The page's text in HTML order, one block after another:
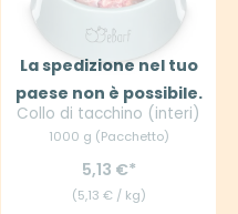
La spedizione nel tuo
paese non è possibile.
Collo di tacchino (interi)
1000 g (Pacchetto)
5,13 €
(5,13 € / kg)